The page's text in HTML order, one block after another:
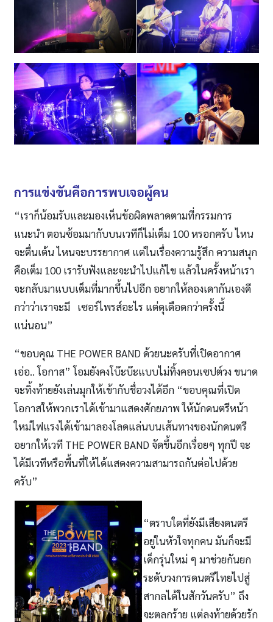
การแข่งขันคือการพบเจอผู้คน
“เราก็น้อมรับและมองเห็นข้อผิดพลาดตามที่กรรมการ
แนะนำ ตอนซ้อมมากับบนเวทีก็ไม่เต็ม 100 หรอกครับ ไหน
จะตื่นเต้น ไหนจะบรรยากาศ แต่ในเรื่องความรู้สึก ความสนุก
คือเต็ม 100 เรารับฟังและจะนำไปแก้ไข แล้วในครั้งหน้าเรา
จะกลับมาแบบเต็มที่มากขึ้นไปอีก อยากให้ลองเดากันเองดี
กว่าว่าเราจะมี เซอร์ไพรส์อะไร แต่ดุเดือดกว่าครั้งนี้
แน่นอน”
“ขอบคุณ THE POWER BAND ด้วยนะครับที่เปิดอากาศ
เอ่อ.. โอกาส” โอมยังคงโบ๊ะบ๊ะแบบไม่ทิ้งคอนเซปต์วง ขนาด
จะทิ้งท้ายยังเล่นมุกให้เข้ากับชื่อวงได้อีก “ขอบคุณที่เปิด
โอกาสให้พวกเราได้เข้ามาแสดงศักยภาพ ให้นักดนตรีหน้า
ใหม่ไฟแรงได้เข้ามาลองโลดแล่นบนเส้นทางของนักดนตรี
อยากให้เวที THE POWER BAND จัดขึ้นอีกเรื่อยๆ ทุกปี จะ
ได้มีเวทีหรือพื้นที่ให้ได้แสดงความสามารถกันต่อไปด้วย
ครับ”
“ตราบใดที่ยังมีเสียงดนตรี
อยู่ในหัวใจทุกคน มันก็จะมี
เด็กรุ่นใหม่ ๆ มาช่วยกันยก
ระดับวงการดนตรีไทยไปสู่
สากลได้ในสักวันครับ” ถึง
จะตลกร้าย แต่ลงท้ายด้วยรัก